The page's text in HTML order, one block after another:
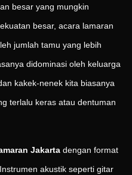
besar yang mungkin
besar, acara lamaran
jumlah tamu yang lebih
didominasi oleh keluarga
kakek-nenek kita biasanya
terlalu keras atau dentuman
Jakarta dengan format
akustik seperti gitar